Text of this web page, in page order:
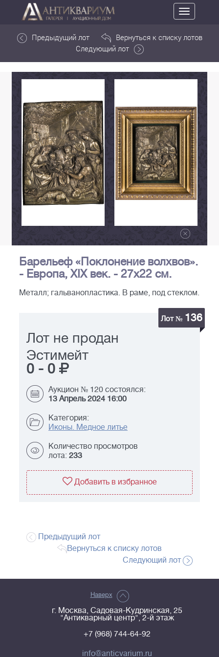
Toggle
navigation
Предыдущий лот
Вернуться к списку лотов
Следующий лот
Барельеф «Поклонение волхвов».
- Европа, XIX век. - 27х22 см.
Металл; гальванопластика. В раме, под стеклом.
Лот № 136
Лот не продан
Эстимейт
0 - 0
Аукцион № 120 состоялся:
13 Апрель 2024 16:00
Категория:
Иконы. Медное литье
Количество просмотров
лота: 233
Добавить в избранное
Предыдущий лот
Вернуться к списку лотов
Следующий лот
Наверх
г. Москва, Садовая-Кудринская, 25
"Антикварный центр", 2-й этаж
+7 (968) 744-64-92
info@anticvarium.ru